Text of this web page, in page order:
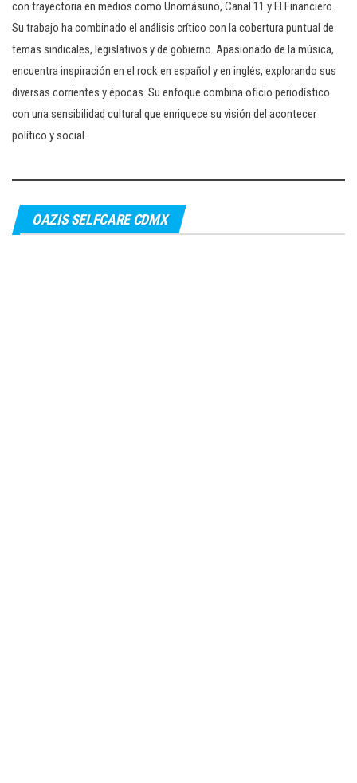
con trayectoria en medios como Unomásuno, Canal 11 y El Financiero.
Su trabajo ha combinado el análisis crítico con la cobertura puntual de
temas sindicales, legislativos y de gobierno. Apasionado de la música,
encuentra inspiración en el rock en español y en inglés, explorando sus
diversas corrientes y épocas. Su enfoque combina oficio periodístico
con una sensibilidad cultural que enriquece su visión del acontecer
político y social.
OAZIS SELFCARE CDMX